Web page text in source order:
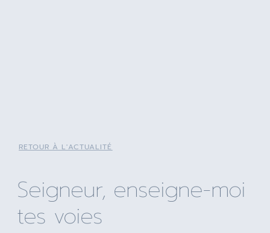
RETOUR À L'ACTUALITÉ
Seigneur, enseigne-moi
tes voies